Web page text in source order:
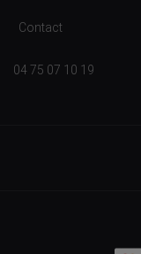
Contact
04 75 07 10 19